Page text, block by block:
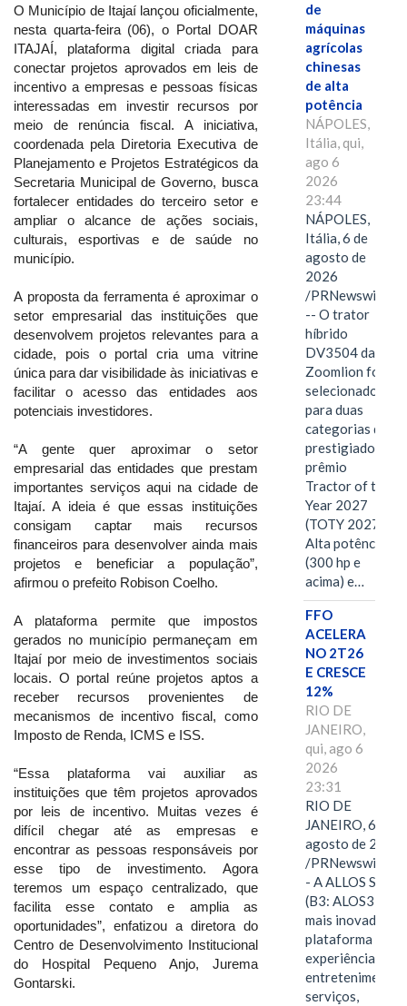
O Município de Itajaí lançou oficialmente,
nesta quarta-feira (06), o Portal DOAR
ITAJAÍ, plataforma digital criada para
conectar projetos aprovados em leis de
incentivo a empresas e pessoas físicas
interessadas em investir recursos por
meio de renúncia fiscal. A iniciativa,
coordenada pela Diretoria Executiva de
Planejamento e Projetos Estratégicos da
Secretaria Municipal de Governo, busca
fortalecer entidades do terceiro setor e
ampliar o alcance de ações sociais,
culturais, esportivas e de saúde no
município.
A proposta da ferramenta é aproximar o
setor empresarial das instituições que
desenvolvem projetos relevantes para a
cidade, pois o portal cria uma vitrine
única para dar visibilidade às iniciativas e
facilitar o acesso das entidades aos
potenciais investidores.
“A gente quer aproximar o setor
empresarial das entidades que prestam
importantes serviços aqui na cidade de
Itajaí. A ideia é que essas instituições
consigam captar mais recursos
financeiros para desenvolver ainda mais
projetos e beneficiar a população”,
afirmou o prefeito Robison Coelho.
A plataforma permite que impostos
gerados no município permaneçam em
Itajaí por meio de investimentos sociais
locais. O portal reúne projetos aptos a
receber recursos provenientes de
mecanismos de incentivo fiscal, como
Imposto de Renda, ICMS e ISS.
“Essa plataforma vai auxiliar as
instituições que têm projetos aprovados
por leis de incentivo. Muitas vezes é
difícil chegar até as empresas e
encontrar as pessoas responsáveis por
esse tipo de investimento. Agora
teremos um espaço centralizado, que
facilita esse contato e amplia as
oportunidades”, enfatizou a diretora do
Centro de Desenvolvimento Institucional
do Hospital Pequeno Anjo, Jurema
Gontarski.
de
máquinas
agrícolas
chinesas
de alta
potência
NÁPOLES,
Itália, qui,
ago 6
2026
23:44
NÁPOLES,
Itália, 6 de
agosto de
2026
/PRNewswire/
-- O trator
híbrido
DV3504 da
Zoomlion foi
selecionado
para duas
categorias do
prestigiado
prêmio
Tractor of the
Year 2027
(TOTY 2027:
Alta potência
(300 hp e
acima) e…
FFO
ACELERA
NO 2T26
E CRESCE
12%
RIO DE
JANEIRO,
qui, ago 6
2026
23:31
RIO DE
JANEIRO, 6 de
agosto de 2026
/PRNewswire/ -
- A ALLOS S.A.
(B3: ALOS3), a
mais inovadora
plataforma de
experiências,
entretenimento,
serviços,